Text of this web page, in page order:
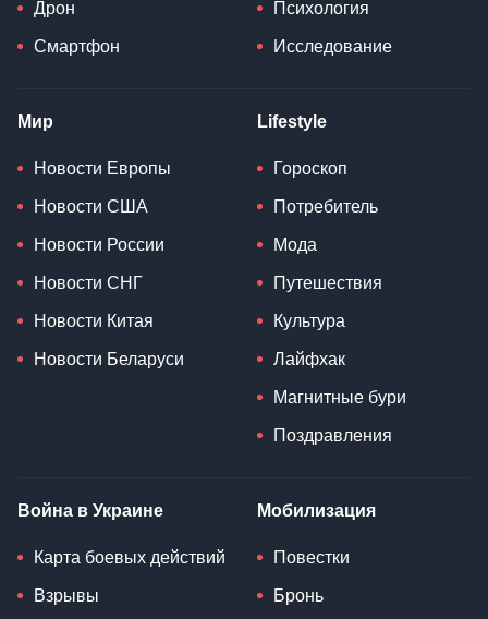
Дрон
Смартфон
Психология
Исследование
Мир
Новости Европы
Новости США
Новости России
Новости СНГ
Новости Китая
Новости Беларуси
Lifestyle
Гороскоп
Потребитель
Мода
Путешествия
Культура
Лайфхак
Магнитные бури
Поздравления
Война в Украине
Карта боевых действий
Взрывы
Мобилизация
Повестки
Бронь